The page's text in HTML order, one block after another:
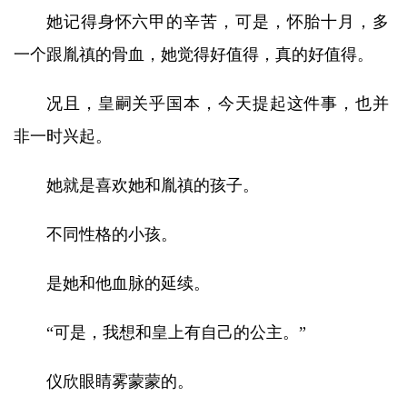
她记得身怀六甲的辛苦，可是，怀胎十月，多
一个跟胤禛的骨血，她觉得好值得，真的好值得。
况且，皇嗣关乎国本，今天提起这件事，也并
非一时兴起。
她就是喜欢她和胤禛的孩子。
不同性格的小孩。
是她和他血脉的延续。
“可是，我想和皇上有自己的公主。”
仪欣眼睛雾蒙蒙的。